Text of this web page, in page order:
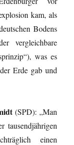
kam, als
Bodens
vergleichbare
was es
Erde gab und
(SPD): „Man
tausendjährigen
einen